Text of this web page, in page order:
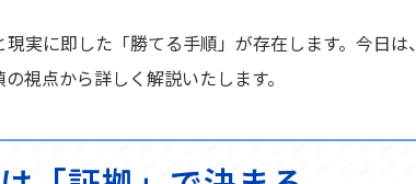
実に即した「勝てる手順」が存在します。今日は、
視点から詳しく解説いたします。